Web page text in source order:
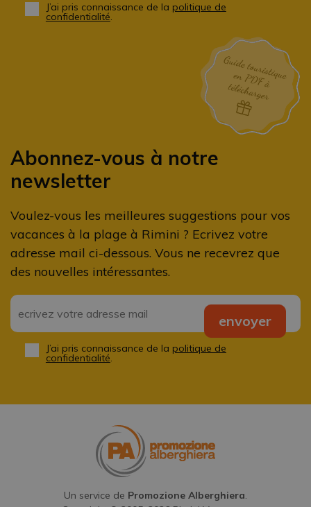
Privacy*
J’ai pris connaissance de la politique de
confidentialité.
Abonnez-vous à notre
newsletter
Voulez-vous les meilleures suggestions pour vos
vacances à la plage à Rimini ? Ecrivez votre
adresse mail ci-dessous. Vous ne recevrez que
des nouvelles intéressantes.
Email
Privacy*
J’ai pris connaissance de la politique de
confidentialité.
envoyer
Un service de Promozione Alberghiera.